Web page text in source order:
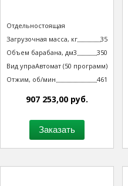
Тип машины
Отдельностоящая
неподрессоренная
Загрузочная масса, кг
35
Объем барабана, дм3
350
Вид управления
технологическим процессом
Автомат (50 программ)
Отжим, об/мин
461
907 253,00 руб.
Заказать